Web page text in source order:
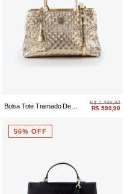
Bolsa Tote Tramado De
R$ 1.499,90
R$ 599,90
56% OFF